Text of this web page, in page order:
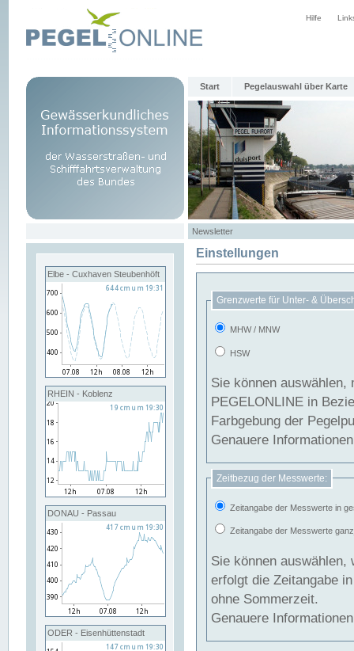
Hilfe
Start Pegelauswahl über Karte
Newsletter
Elbe - Cuxhaven Steubenhöft
RHEIN - Koblenz
DONAU - Passau
ODER - Eisenhüttenstadt
Einstellungen
Grenzwerte für Unter- &
MHW / MNW
HSW
Sie können
PEGELONLINE in Beziehung
Farbgebung der
Genauere
Zeitbezug der Messwerte:
Zeitangabe der Messwerte in
Zeitangabe der Messwerte
Sie können auswählen,
erfolgt die Zeitangabe
ohne Sommerzeit.
Genauere